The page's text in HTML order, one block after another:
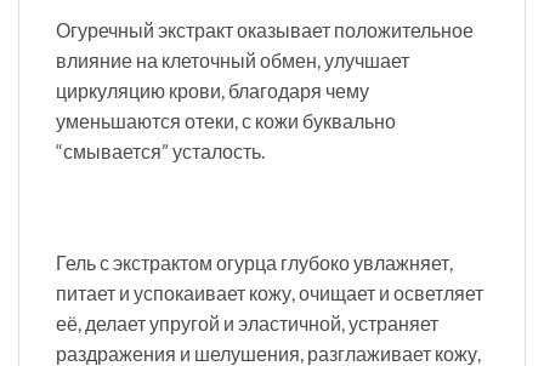
Огуречный экстракт оказывает положительное
влияние на клеточный обмен, улучшает
циркуляцию крови, благодаря чему
уменьшаются отеки, с кожи буквально
“смывается” усталость.
Гель с экстрактом огурца глубоко увлажняет,
питает и успокаивает кожу, очищает и осветляет
её, делает упругой и эластичной, устраняет
раздражения и шелушения, разглаживает кожу,